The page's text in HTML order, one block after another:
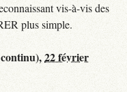
vis-à-vis des
plus simple.
continu),22 février